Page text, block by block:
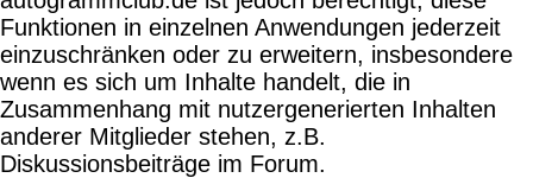
Funktionen in einzelnen Anwendungen jederzeit
einzuschränken oder zu erweitern, insbesondere
wenn es sich um Inhalte handelt, die in
Zusammenhang mit nutzergenerierten Inhalten
anderer Mitglieder stehen, z.B.
Diskussionsbeiträge im Forum.